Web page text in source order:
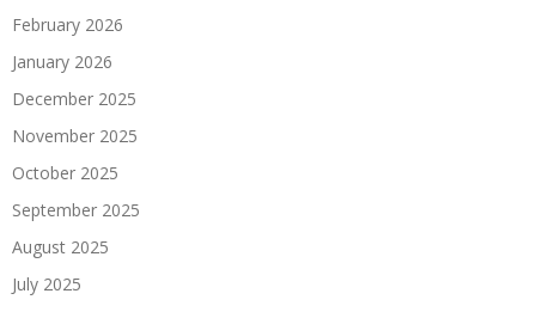
February 2026
January 2026
December 2025
November 2025
October 2025
September 2025
August 2025
July 2025